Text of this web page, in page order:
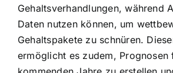
Gehaltsverhandlungen, während
Daten nutzen können, um
Gehaltspakete zu schnüren.
ermöglicht es zudem, Prognosen